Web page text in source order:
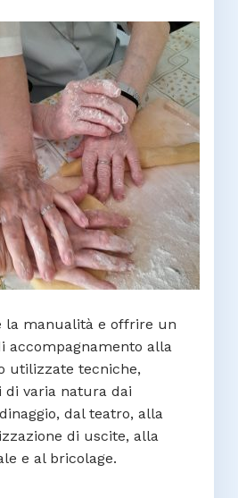
la manualità e offrire un
accompagnamento alla
utilizzate tecniche,
varia natura dai
dal teatro, alla
di uscite, alla
e al bricolage.